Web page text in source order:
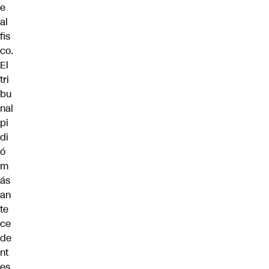
e
al
fis
co.
El
tri
bu
nal
pi
di
ó
m
ás
an
te
ce
de
nt